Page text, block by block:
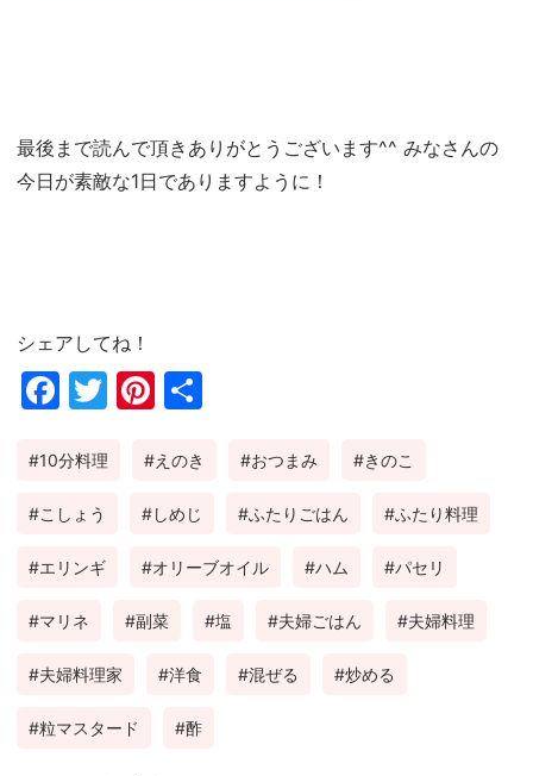
最後まで読んで頂きありがとうございます^^ みなさんの
今日が素敵な1日でありますように！
シェアしてね！
Fac
ok
Twi
Pin
est
10分料理 えのき おつまみ きのこ
こしょう しめじ ふたりごはん ふたり料理
エリンギ オリーブオイル ハム パセリ
マリネ 副菜 塩 夫婦ごはん 夫婦料理
夫婦料理家 洋食 混ぜる 炒める
粒マスタード 酢